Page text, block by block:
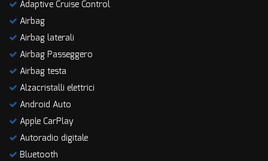
Adaptive Cruise Control
Airbag
Airbag laterali
Airbag Passeggero
Airbag testa
Alzacristalli elettrici
Android Auto
Apple CarPlay
Autoradio digitale
Bluetooth
Salva
le
impostazioni